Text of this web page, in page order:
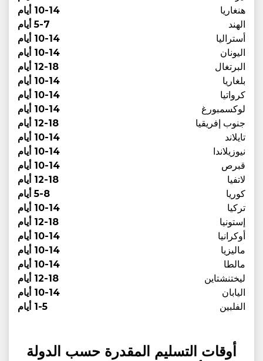
هنغاريا
10-14 أيام
الهند
5-7 أيام
أستراليا
10-14 أيام
اليونان
10-14 أيام
البرتغال
12-18 أيام
بلغاريا
10-14 أيام
كرواتيا
10-14 أيام
لوكسمبورغ
10-14 أيام
جنوب إفريقيا
12-18 أيام
تايلاند
10-14 أيام
نيوزيلاندا
10-14 أيام
قبرص
10-14 أيام
لاتفيا
12-18 أيام
كوريا
5-8 أيام
تركيا
10-14 أيام
إستونيا
12-18 أيام
أوكرانيا
10-14 أيام
ماليزيا
10-14 أيام
مالطا
10-14 أيام
ليختنشتاين
12-18 أيام
اليابان
10-14 أيام
الفلبين
1-5 أيام
أوقات التسليم المقدرة حسب الدولة